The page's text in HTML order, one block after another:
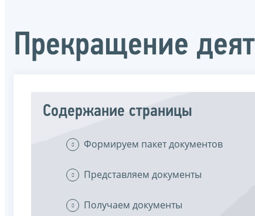
Прекращение
Содержание страницы
Формируем пакет документов
Представляем документы
Получаем документы